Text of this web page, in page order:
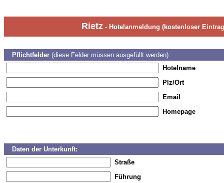
Rietz - Hotelanmeldung (kostenloser
Pflichtfelder (diese Felder müssen ausgefüllt werden):
Hotelname
Plz/Ort
Email
Homepage
Daten der Unterkunft:
Straße
Führung